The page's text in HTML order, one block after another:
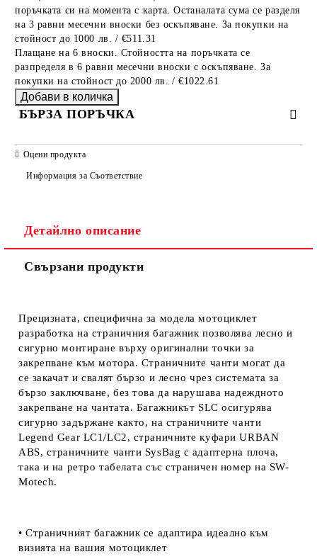
поръчката си на момента с карта. Останалата сума се разделя
на 3 равни месечни вноски без оскъпяване. За покупки на
стойност до 1000 лв. / €511.31
Плащане на 6 вноски. Стойността на поръчката се
разпределя в 6 равни месечни вноски с оскъпяване. За
покупки на стойност до 2000 лв. / €1022.61
БЪРЗА ПОРЪЧКА
Съгласен съм с
Ние ще се свържем с вас в рамките на работния ден.
Оцени продукта
Информация за Съответствие
Детайлно описание
Свързани продукти
Прецизната, специфична за модела мотоциклет
разработка на страничния багажник позволява лесно и
сигурно монтиране върху оригинални точки за
закрепване към мотора. Страничните чанти могат да
се закачат и свалят бързо и лесно чрез системата за
бързо заключване, без това да нарушава надеждното
закрепване на чантата. Багажникът SLC осигурява
сигурно задържане както, на страничните чанти
Legend Gear LC1/LC2, страничните куфари URBAN
ABS, страничните чанти SysBag с адаптерна плоча,
така и на ретро табелата със страничен номер на SW-
Motech.
• Страничният багажник се адаптира идеално към
визията на вашия мотоциклет